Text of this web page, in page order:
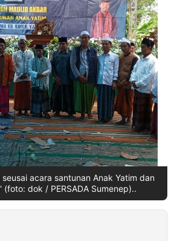
acara santunan Anak Yatim dan
(foto: dok / PERSADA Sumenep)..